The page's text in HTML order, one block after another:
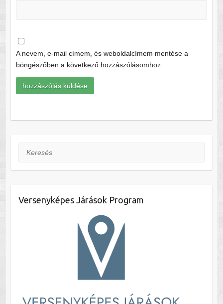
A nevem, e-mail címem, és weboldalcímem mentése a
böngészőben a következő hozzászólásomhoz.
Keresés
Versenyképes Járások Program